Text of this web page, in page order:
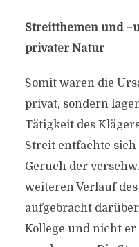
Streitthemen und
privater Natur
Somit waren die
privat, sondern
Tätigkeit des
Streit entfachte
Geruch der
weiteren Verlauf
aufgebracht
Kollege und nicht